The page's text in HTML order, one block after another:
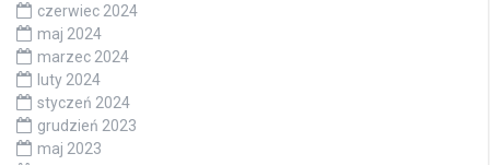
czerwiec 2024
maj 2024
marzec 2024
luty 2024
styczeń 2024
grudzień 2023
maj 2023